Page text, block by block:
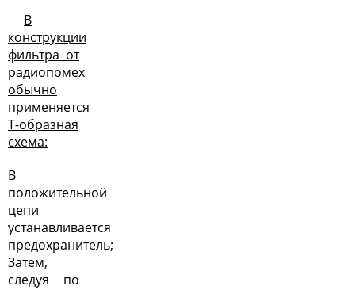
В
конструкции
фильтра от
радиопомех
обычно
применяется
Т-образная
схема:
В
положительной
цепи
устанавливается
предохранитель;
Затем,
следуя по